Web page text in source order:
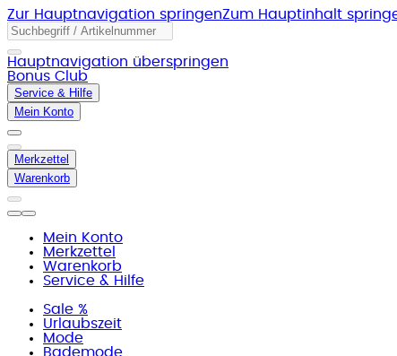
Zur Hauptnavigation springenZum Hauptinhalt
Hauptnavigation überspringen
Bonus Club
Service & Hilfe
Mein Konto
Merkzettel
Warenkorb
Mein Konto
Merkzettel
Warenkorb
Service & Hilfe
Sale %
Urlaubszeit
Mode
Bademode